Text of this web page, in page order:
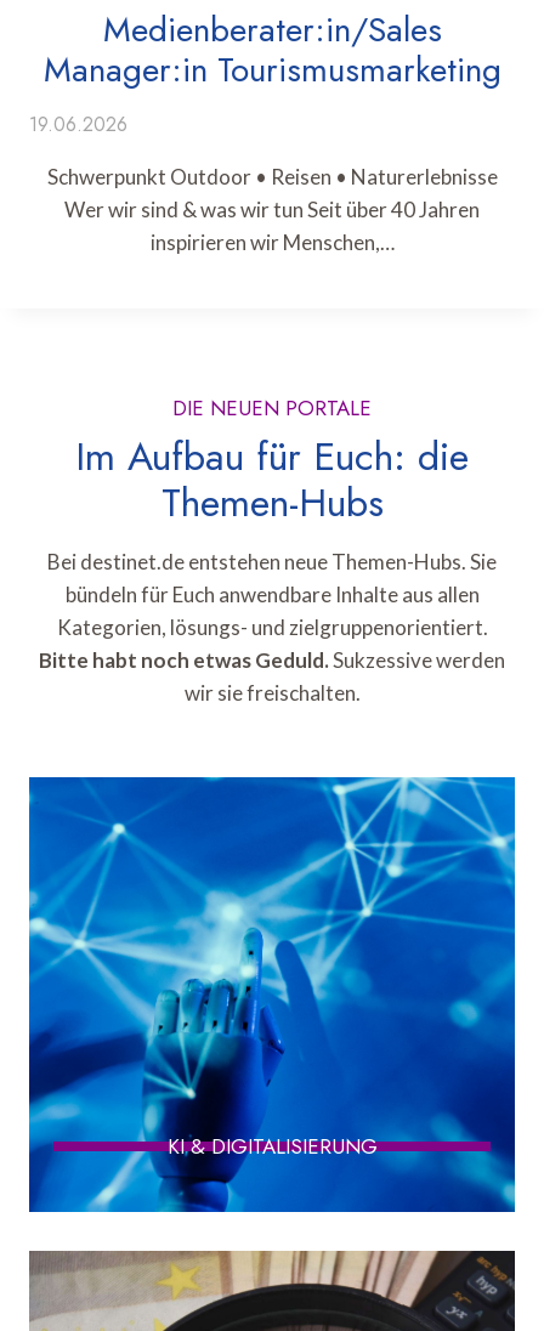
Medienberater:in/Sales
Manager:in Tourismusmarketing
19.06.2026
Schwerpunkt Outdoor • Reisen • Naturerlebnisse
Wer wir sind & was wir tun Seit über 40 Jahren
inspirieren wir Menschen,…
DIE NEUEN PORTALE
Im Aufbau für Euch: die
Themen-Hubs
Bei destinet.de entstehen neue Themen-Hubs. Sie
bündeln für Euch anwendbare Inhalte aus allen
Kategorien, lösungs- und zielgruppenorientiert.
Bitte habt noch etwas Geduld.Sukzessive werden
wir sie freischalten.
KI & DIGITALISIERUNG